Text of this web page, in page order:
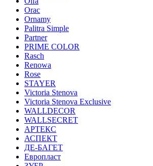
Orac
Ornamy
Palitra Simple
Partner
PRIME COLOR
Rasch
Renowa
Rose
STAYER
Victoria Stenova
Victoria Stenova Exclusive
WALLDECOR
WALLSECRET
АРТЕКС
АСПЕКТ
ДЕ-БАГЕТ
Европласт